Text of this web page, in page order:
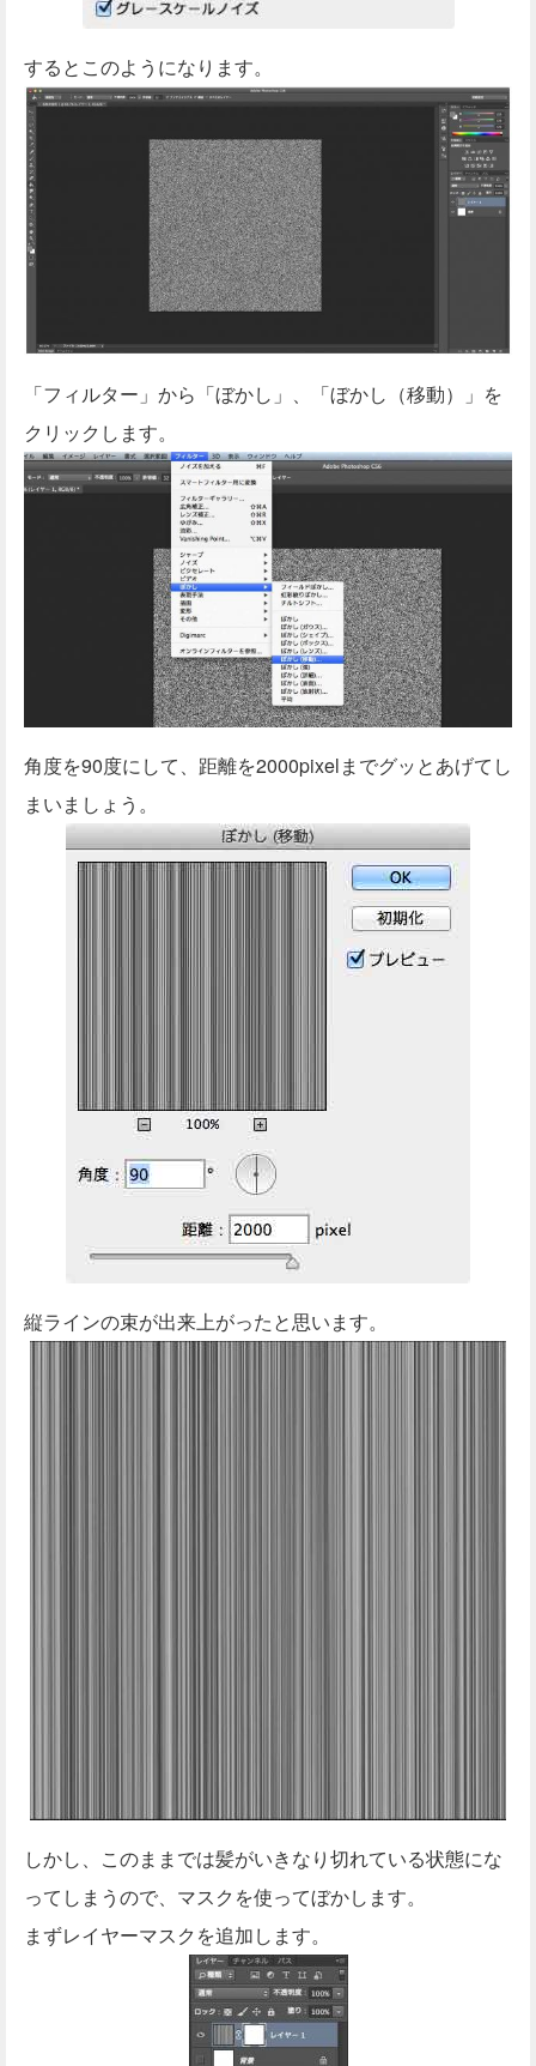
するとこのようになります。
「フィルター」から「ぼかし」、「ぼかし（移動）」を
クリックします。
角度を90度にして、距離を2000pixelまでグッとあげてし
まいましょう。
縦ラインの束が出来上がったと思います。
しかし、このままでは髪がいきなり切れている状態にな
ってしまうので、マスクを使ってぼかします。
まずレイヤーマスクを追加します。